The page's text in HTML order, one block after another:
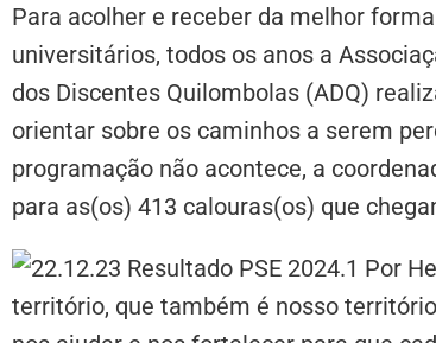
Para acolher e receber da melhor
universitários, todos os anos a
dos Discentes Quilombolas (ADQ)
orientar sobre os caminhos a serem
programação não acontece, a
para as(os) 413 calouras(os) que
território, que também é nosso